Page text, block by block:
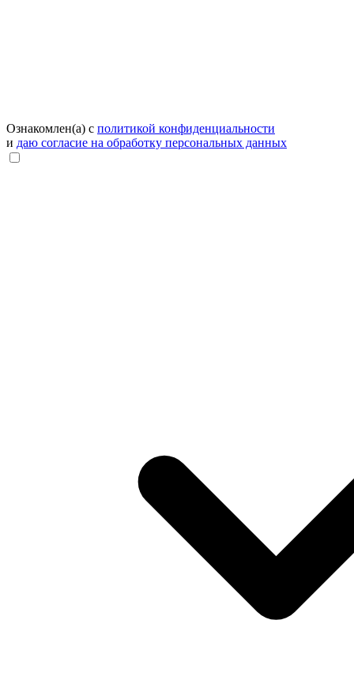
Ознакомлен(а) с политикой конфиденциальности
и даю согласие на обработку персональных данных